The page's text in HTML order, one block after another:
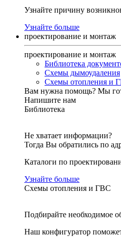
Узнайте причину
Узнайте больше
проектирование и монтаж
проектирование и монтаж
Библиотека
Схемы дымоудаления
Схемы отопления и
Вам нужна помощь? Мы
Напишите нам
Библиотека
Не хватает информации?
Тогда Вы обратились по
Каталоги по
Узнайте больше
Схемы отопления и ГВС
Подбирайте необходимое
Наш конфигуратор